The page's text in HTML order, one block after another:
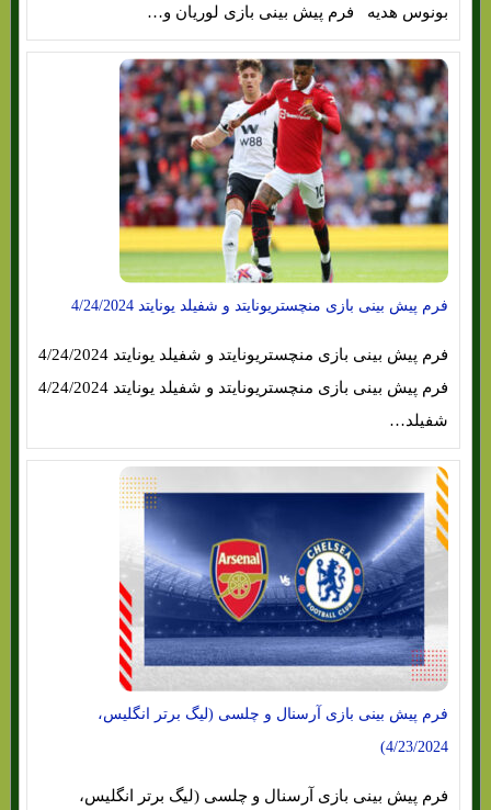
بونوس هدیه فرم پیش بینی بازی لوریان و…
فرم پیش بینی بازی منچستریونایتد و شفیلد یونایتد 4/24/2024
فرم پیش بینی بازی منچستریونایتد و شفیلد یونایتد 4/24/2024
شفیلد…
فرم پیش بینی بازی آرسنال و چلسی (لیگ برتر انگلیس،
4/23/2024)
فرم پیش بینی بازی آرسنال و چلسی (لیگ برتر انگلیس،